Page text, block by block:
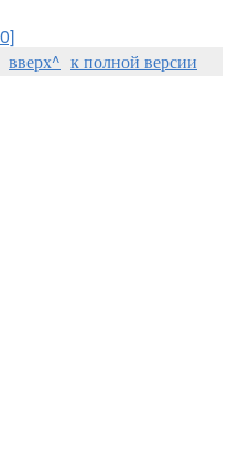
вверх^ к полной версии